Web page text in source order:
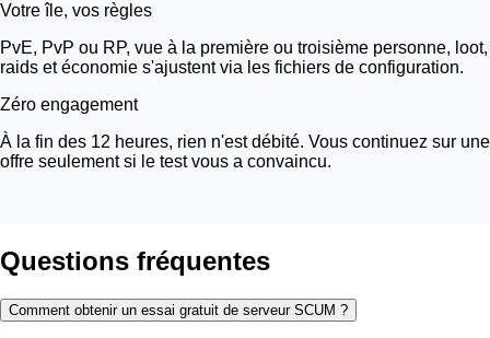
Votre île, vos règles
PvE, PvP ou RP, vue à la première ou troisième personne, loot,
raids et économie s'ajustent via les fichiers de configuration.
Zéro engagement
À la fin des 12 heures, rien n'est débité. Vous continuez sur une
offre seulement si le test vous a convaincu.
Questions fréquentes
Comment obtenir un essai gratuit de serveur SCUM ?